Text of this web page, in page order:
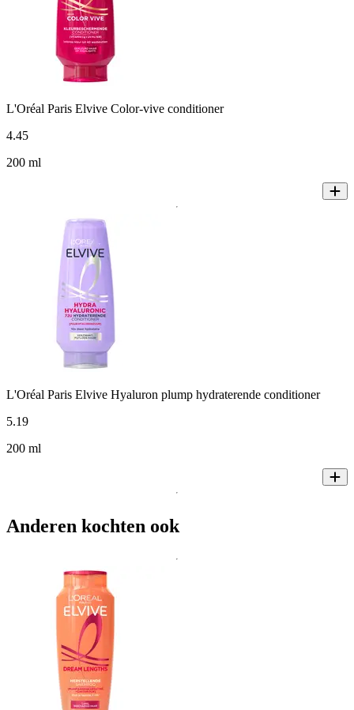
L'Oréal Paris Elvive Color-vive conditioner
4.45
200 ml
L'Oréal Paris Elvive Hyaluron plump hydraterende conditioner
5.19
200 ml
Anderen kochten ook